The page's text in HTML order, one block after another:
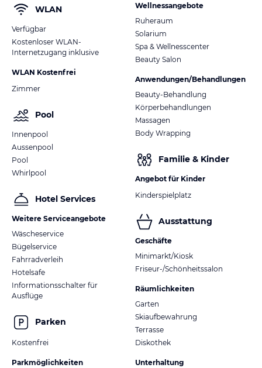
WLAN
Verfügbar
Kostenloser WLAN-
Internetzugang inklusive
WLAN Kostenfrei
Zimmer
Pool
Innenpool
Aussenpool
Pool
Whirlpool
Hotel Services
Weitere Serviceangebote
Wäscheservice
Bügelservice
Fahrradverleih
Hotelsafe
Informationsschalter für
Ausflüge
Parken
Kostenfrei
Parkmöglichkeiten
Wellnessangebote
Ruheraum
Solarium
Spa & Wellnesscenter
Beauty Salon
Anwendungen/Behandlungen
Beauty-Behandlung
Körperbehandlungen
Massagen
Body Wrapping
Familie & Kinder
Angebot für Kinder
Kinderspielplatz
Ausstattung
Geschäfte
Minimarkt/Kiosk
Friseur-/Schönheitssalon
Räumlichkeiten
Garten
Skiaufbewahrung
Terrasse
Diskothek
Unterhaltung